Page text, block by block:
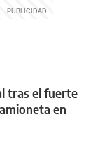
tras el fuerte
en